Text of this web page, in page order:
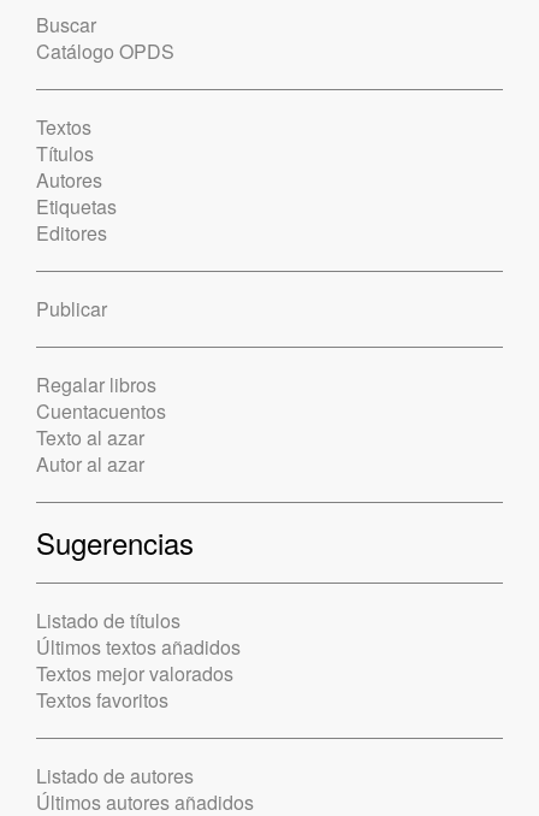
Buscar
Catálogo OPDS
Textos
Títulos
Autores
Etiquetas
Editores
Publicar
Regalar libros
Cuentacuentos
Texto al azar
Autor al azar
Sugerencias
Listado de títulos
Últimos textos añadidos
Textos mejor valorados
Textos favoritos
Listado de autores
Últimos autores añadidos